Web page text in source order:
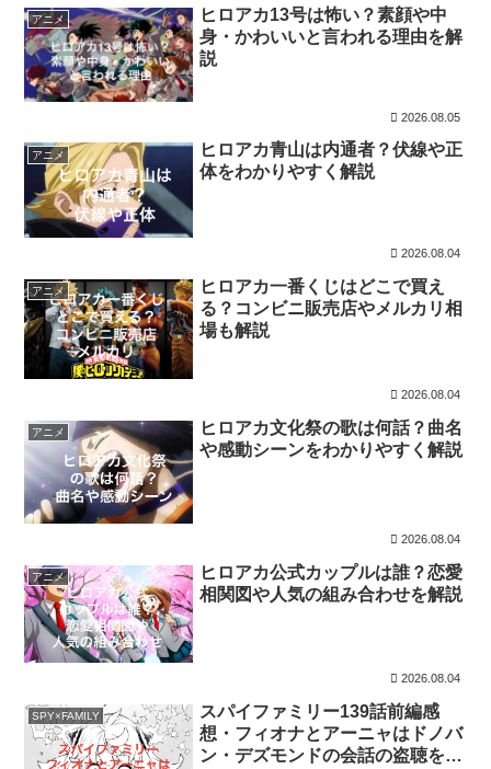
アニメ
ヒロアカ13号は怖い？素顔や中
身・かわいいと言われる理由を解
説
2026.08.05
アニメ
ヒロアカ青山は内通者？伏線や正
体をわかりやすく解説
2026.08.04
アニメ
ヒロアカ一番くじはどこで買え
る？コンビニ販売店やメルカリ相
場も解説
2026.08.04
アニメ
ヒロアカ文化祭の歌は何話？曲名
や感動シーンをわかりやすく解説
2026.08.04
アニメ
ヒロアカ公式カップルは誰？恋愛
相関図や人気の組み合わせを解説
2026.08.04
SPY×FAMILY
スパイファミリー139話前編感
想・フィオナとアーニャはドノバ
ン・デズモンドの会話の盗聴を試